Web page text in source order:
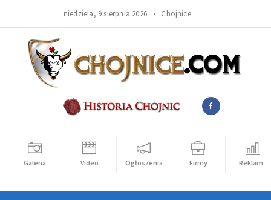
niedziela, 9 sierpnia 2026 • Chojnice
Galeria Video Ogłoszenia Firmy Reklama